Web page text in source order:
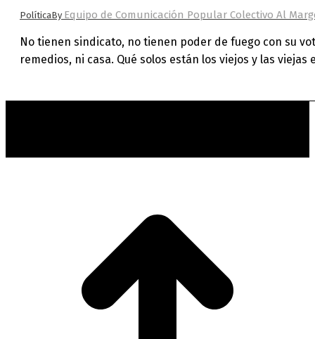
PolíticaBy Equipo de Comunicación Popular Colectivo Al
No tienen sindicato, no tienen poder de fuego con su
remedios, ni casa. Qué solos están los viejos y las